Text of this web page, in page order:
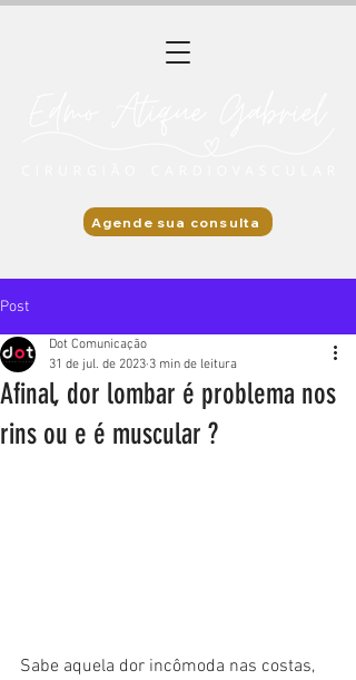
Agende sua consulta
Post
Afinal, dor lombar é problema nos
rins ou e é muscular ?
Dot Comunicação
31 de jul. de 2023 3 min de leitura
Sabe aquela dor incômoda nas costas,